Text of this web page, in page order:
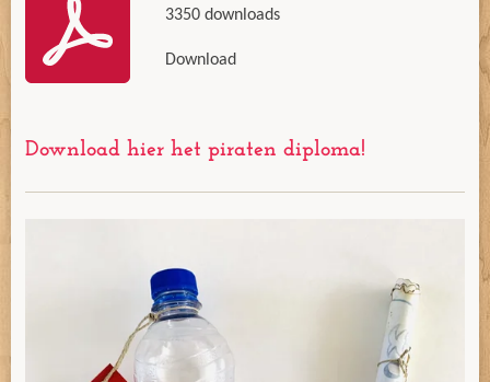
3350 downloads
Download
Download hier het piraten diploma!